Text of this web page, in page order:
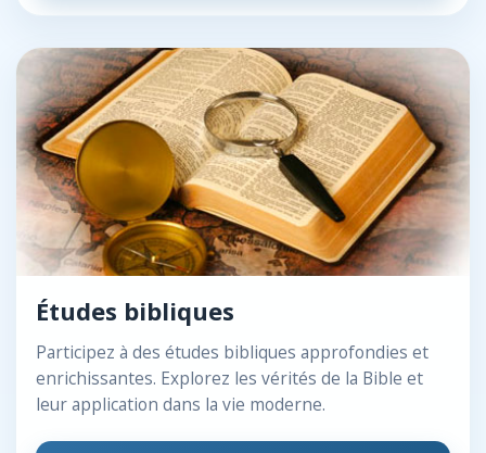
Études bibliques
Participez à des études bibliques approfondies et
enrichissantes. Explorez les vérités de la Bible et
leur application dans la vie moderne.